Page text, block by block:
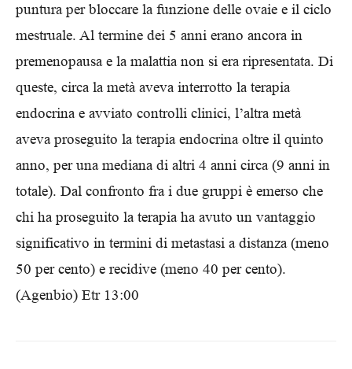
puntura per bloccare la funzione delle ovaie e il ciclo
mestruale. Al termine dei 5 anni erano ancora in
premenopausa e la malattia non si era ripresentata. Di
queste, circa la metà aveva interrotto la terapia
endocrina e avviato controlli clinici, l’altra metà
aveva proseguito la terapia endocrina oltre il quinto
anno, per una mediana di altri 4 anni circa (9 anni in
totale). Dal confronto fra i due gruppi è emerso che
chi ha proseguito la terapia ha avuto un vantaggio
significativo in termini di metastasi a distanza (meno
50 per cento) e recidive (meno 40 per cento).
(Agenbio) Etr 13:00